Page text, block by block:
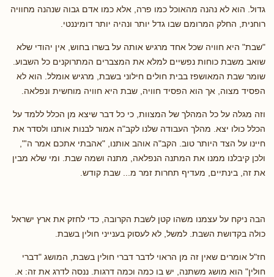
גדול. הוא לא נהנה מהאוכל כמו פרה, אלא כמו אדם גבוה שנהנה מחוויה
רוחנית, החלק המרומם שבו גדל יותר ונהיה יותר דומיננטי.
"שבת" היא חוויה שכל אחד מרגיש אותה על בשרו בחוש, אין יהודי שלא
שואב משבת כוחות נפשיים למלא את המצברים המתרוקנים כל השבוע.
שומר שבת המאושפז בבית חולים חילוני בשבת, מרגיש אומלל. הוא לא
הפסיד מצוה, אך הוא הפסיד חוויה, שבת היא חוויה מוחשית ונפלאה.
וזה מגלה על כל המהלך של המצוות, כי כל דבר שיצא מן הכלל ללמד על
הכלל כולו יצא. מהלך העבודה שלנו לקב"ה אמור לבנות אותנו ולסדר את
חיינו על הצד היותר טוב. הקב"ה אוהב אותנו, "אהבתי אתכם אמר ה'",
ולכן קיבלנו ממנו את המתנה הנפלאה, מתנה ושמה שבת. ומי שלא מבין
את זה, בינתיים, מעדיף תחרות זמר מ... שבת קודש.
הבה ניקח על עצמנו משהו קטן לשבת הקרובה, כדי לחזק את ארץ ישראל
כולה בקדושת השבת. למשל, לא לעסוק בענייני חולין בשבת.
חז"ל אומרים שאין זה מן הראוי לדבר דברי חולין בשבת, המושג "דברי
חולין" הוא מושג משתנה, יש בו כמה וכמה דרגות. ננסה לדרג את זה: א.